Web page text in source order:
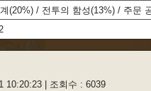
(20%) / 전투의 함성(13%) / 주문
10:20:23 | 조회수 : 6039